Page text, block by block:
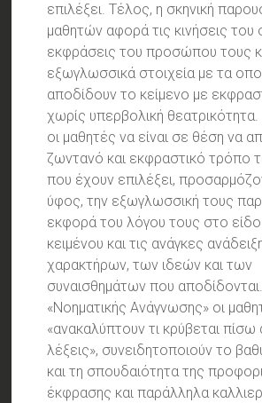
επιλέξει. Τέλος, η σκηνική
μαθητών αφορά τις κινήσεις του
εκφράσεις του προσώπου τους
εξωγλωσσικά στοιχεία με τα
αποδίδουν το κείμενο με
χωρίς υπερβολική
οι μαθητές να είναι σε θέση να
ζωντανό και εκφραστικό τρόπο
που έχουν επιλέξει,
ύφος, την εξωγλωσσική τους
εκφορά του λόγου τους στο
κειμένου και τις ανάγκες
χαρακτήρων, των ιδεών και των
συναισθημάτων που
«Νοηματικής Ανάγνωσης» οι
«ανακαλύπτουν τι κρύβεται πίσω
λέξεις», συνειδητοποιούν το
και τη σπουδαιότητα της
έκφρασης και παράλληλα